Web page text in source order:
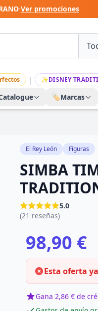
·Ver promociones
| ✨DISNEY
🏷️Marcas
El Rey León Figuras
SIMBA
5.0
(21 reseñas)
98,90 €
Esta oferta
Gana 2,86 € de